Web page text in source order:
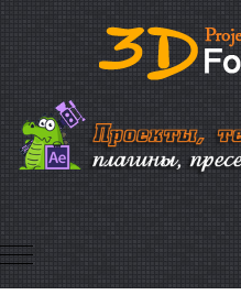
Mobile Menu Toggle